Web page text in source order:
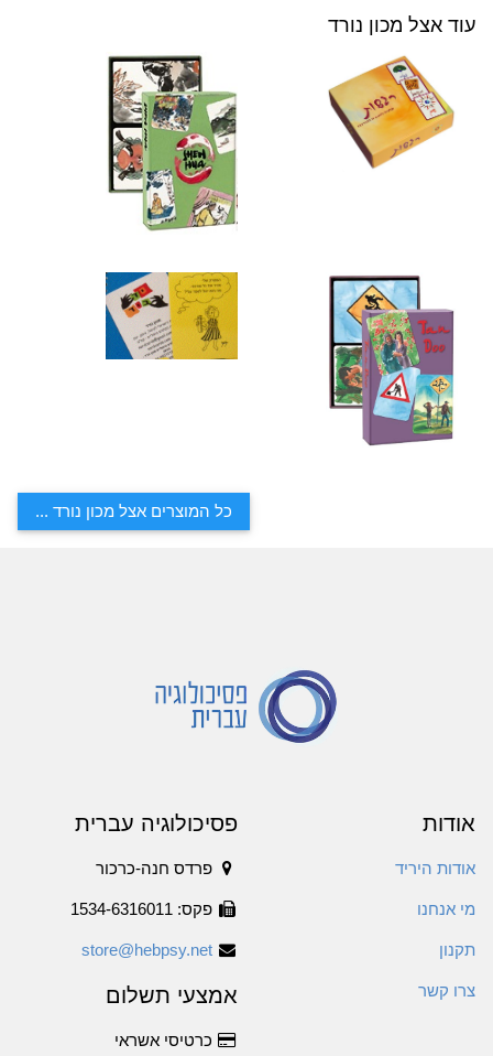
עוד אצל מכון נורד
כל המוצרים אצל מכון נורד ...
אודות
אודות היריד
מי אנחנו
תקנון
צרו קשר
פסיכולוגיה עברית
פרדס חנה-כרכור
פקס: 1534-6316011
store@hebpsy.net
אמצעי תשלום
כרטיסי אשראי